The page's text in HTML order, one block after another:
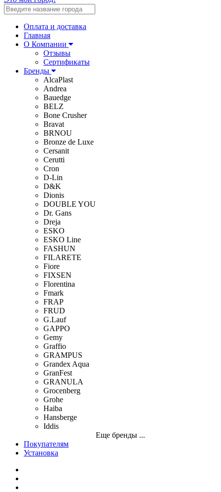
Оплата и доставка
Главная
О Компании
Отзывы
Сертификаты
Бренды
AlcaPlast
Andrea
Bauedge
BELZ
Bone Crusher
Bravat
BRNOU
Bronze de Luxe
Cersanit
Cerutti
Cron
D-Lin
D&K
Dionis
DOUBLE YOU
Dr. Gans
Dreja
ESKO
ESKO Line
FASHUN
FILARETE
Fiore
FIXSEN
Florentina
Fmark
FRAP
FRUD
G.Lauf
GAPPO
Gemy
Graffio
GRAMPUS
Grandex Aqua
GranFest
GRANULA
Grocenberg
Grohe
Haiba
Hansberge
Iddis
Еще бренды ...
Покупателям
Установка